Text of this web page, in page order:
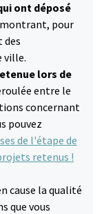
ont déposé
pour
des
ville.
lors de
entre le
concernant
pouvez
de l'étape de
retenus !
cause la qualité
que vous